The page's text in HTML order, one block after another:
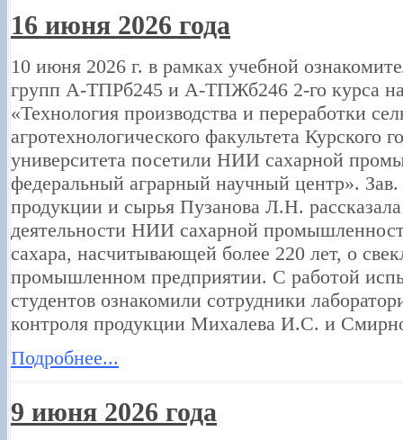
16 июня 2026 года
10 июня 2026 г. в рамках учебной
групп А-ТПРб245 и А-ТПЖб246 2-го курса
«Технология производства и переработки
агротехнологического факультета Курского
университета посетили НИИ сахарной
федеральный аграрный научный центр».
продукции и сырья Пузанова Л.Н.
деятельности НИИ сахарной
сахара, насчитывающей более 220 лет, о
промышленном предприятии. С работой
студентов ознакомили сотрудники
контроля продукции Михалева И.С. и
Подробнее...
9 июня 2026 года